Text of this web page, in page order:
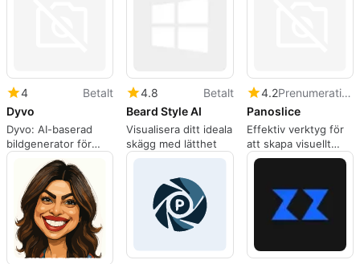
4
Betalt
Dyvo
Dyvo: AI-baserad
bildgenerator för
produktbilder och
avatarer
4.8
Betalt
Beard Style AI
Visualisera ditt ideala
skägg med lätthet
4.2
Prenumeration
Panoslice
Effektiv verktyg för
att skapa visuellt
innehåll